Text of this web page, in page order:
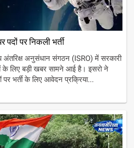
पदों पर निकली भर्ती
अंतरिक्ष अनुसंधान संगठन (ISRO) में सरकारी
के लिए बड़ी खबर सामने आई है। इसरो ने
भर्ती के लिए आवेदन प्रक्रिया...